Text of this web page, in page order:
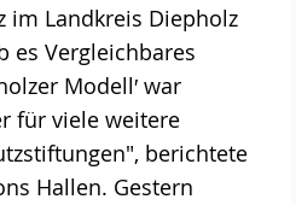
im Landkreis Diepholz
es Vergleichbares
Modell′ war
für viele weitere
berichtete
Hallen. Gestern